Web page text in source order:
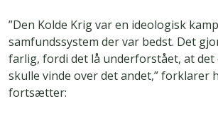
”Den Kolde Krig var en ideologisk
samfundssystem der var bedst. Det
farlig, fordi det lå underforstået, at det
skulle vinde over det andet,” forklarer
fortsætter: